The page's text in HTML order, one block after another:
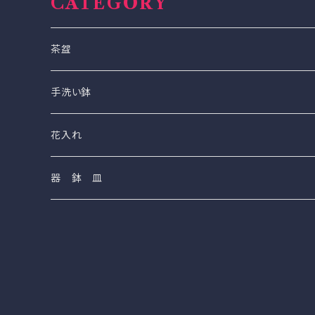
茶盌
手洗い鉢
（S）(小）２４cm〜２７cm
（M)（中）３１cm〜３３cm
花入れ
器 鉢 皿